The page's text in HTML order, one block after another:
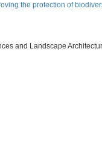
the protection of
and Landscape